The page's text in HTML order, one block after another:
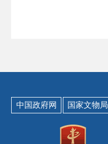
中国政府网 国家文物局